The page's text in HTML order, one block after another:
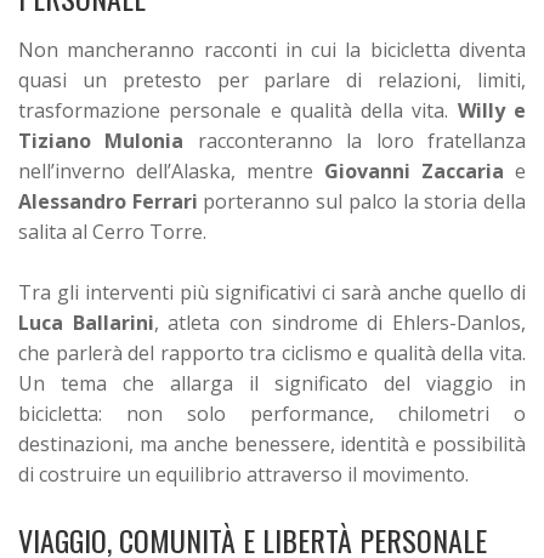
Non mancheranno racconti in cui la bicicletta diventa
quasi un pretesto per parlare di relazioni, limiti,
trasformazione personale e qualità della vita. Willy e
Tiziano Mulonia racconteranno la loro fratellanza
nell’inverno dell’Alaska, mentre Giovanni Zaccaria e
Alessandro Ferrari porteranno sul palco la storia della
salita al Cerro Torre.
Tra gli interventi più significativi ci sarà anche quello di
Luca Ballarini, atleta con sindrome di Ehlers-Danlos,
che parlerà del rapporto tra ciclismo e qualità della vita.
Un tema che allarga il significato del viaggio in
bicicletta: non solo performance, chilometri o
destinazioni, ma anche benessere, identità e possibilità
di costruire un equilibrio attraverso il movimento.
VIAGGIO, COMUNITÀ E LIBERTÀ PERSONALE